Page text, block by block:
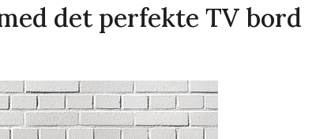
det perfekte TV bord